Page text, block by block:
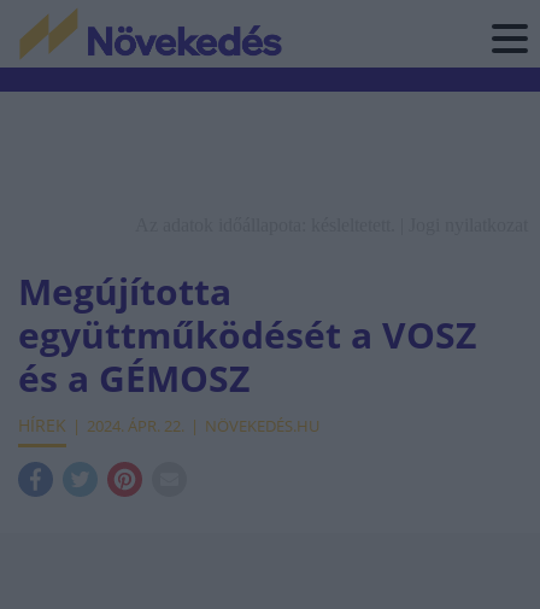
Megújította
együttműködését a VOSZ
és a GÉMOSZ
HÍREK 2024. ÁPR. 22. NÖVEKEDÉS.HU